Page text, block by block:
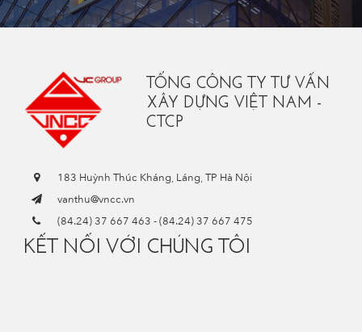
TỔNG CÔNG TY TƯ VẤN
XÂY DỰNG VIỆT NAM -
CTCP
183 Huỳnh Thúc Kháng, Láng, TP Hà Nội
vanthu@vncc.vn
(84.24) 37 667 463 -(84.24) 37 667 475
KẾT NỐI VỚI CHÚNG TÔI